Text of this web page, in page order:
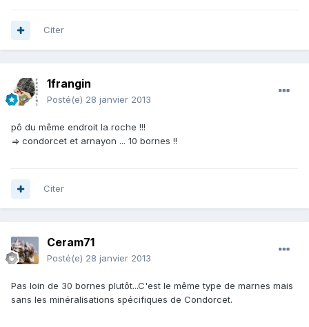
Citer
1frangin
Posté(e) 28 janvier 2013
pô du même endroit la roche !!!
=> condorcet et arnayon ... 10 bornes !!
Citer
Ceram71
Posté(e) 28 janvier 2013
Pas loin de 30 bornes plutôt...C'est le même type de marnes mais
sans les minéralisations spécifiques de Condorcet.